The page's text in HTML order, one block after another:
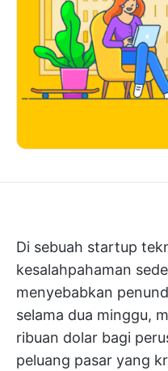
Di sebuah startup
kesalahpahaman
menyebabkan
selama dua minggu,
ribuan dolar bagi
peluang pasar yang